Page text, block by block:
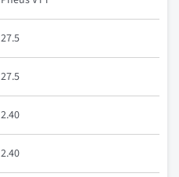
27.5
27.5
2.40
2.40